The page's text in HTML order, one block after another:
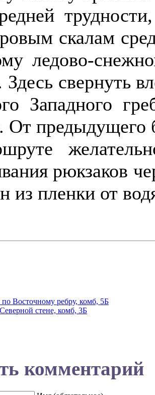
скалам
ледово-
Здесь свернуть
Западного
От предыдущего
рюкзаков
из пленки от
Восточному ребру, комб, 5Б
стене, комб, 3Б
комментарий